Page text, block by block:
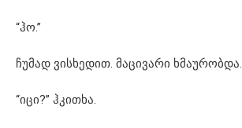
“ჰო.”
ჩუმად ვისხედით. მაცივარი ხმაურობდა.
“იცი?” ჰკითხა.